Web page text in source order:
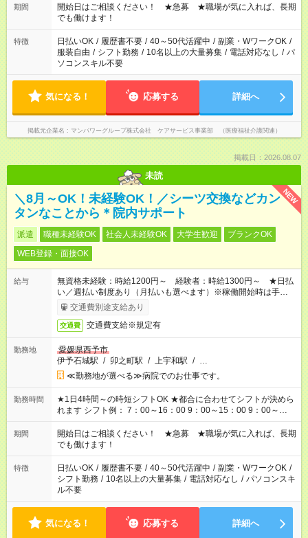
ん ※法令に基づき、週20時間以上勤務は社会保険への加入対象
となります ※労働者派遣法（日雇い派遣の原則禁止）により、
短時間・短期間の就業はご案内が難しい場合があります
期間
開始日はご相談ください！ ★急募 ★職場が気に入れば、長期
でも働けます！
特徴 日払いOK / 履歴書不要 / 40～50代活躍中 / 副業・WワークOK /
服装自由 / シフト勤務 / 10名以上の大量募集 / 電話対応なし / パ
ソコンスキル不要
気になる！ 応募する 詳細へ
掲載元企業名 マンパワーグループ株式会社 ケアサービス事業部 （医療福祉介護関連）
掲載日：2026.08.07
未読
NEW
＼8月～OK！未経験OK！／シーツ交換などカン
タンなことから＊院内サポート
派遣 職種未経験OK 社会人未経験OK 大学生歓迎
ブランクOK
WEB登録・面接OK
給与
無資格未経験：時給1200円～ 経験者：時給1300円～ ★日払
い／週払い制度あり（月払いも選べます）※稼働開始時は手続き
完了次第のお支払いとなります。
交通費別途支給あり
交通費 交通費支給※規定有
勤務地
愛媛県西予市
伊予石城駅 / 卯之町駅 / 上宇和駅 / …
≪勤務地が選べる≫病院でのお仕事です。
勤務時間
★1日4時間～の時短シフトOK ★都合に合わせてシフトが決めら
れます シフト例： 7：00～16：00 9：00～15：00 9：00～
18：00 11：00～20：00 など ※Wワークの場合、他のお仕事と
合わせ週40時間超の就業はご案内できません ※法令に基づき、
週20時間以上勤務は社会保険への加入対象となります ※労働者
派遣法（日雇い派遣の原則禁止）により、短時間・短期間の就
業はご案内が難しい場合があります
期間
開始日はご相談ください！ ★急募 ★職場が気に入れば、長期
でも働けます！
特徴 日払いOK / 履歴書不要 / 40～50代活躍中 / 副業・WワークOK /
シフト勤務 / 10名以上の大量募集 / 電話対応なし / パソコンスキ
ル不要
気になる！ 応募する 詳細へ